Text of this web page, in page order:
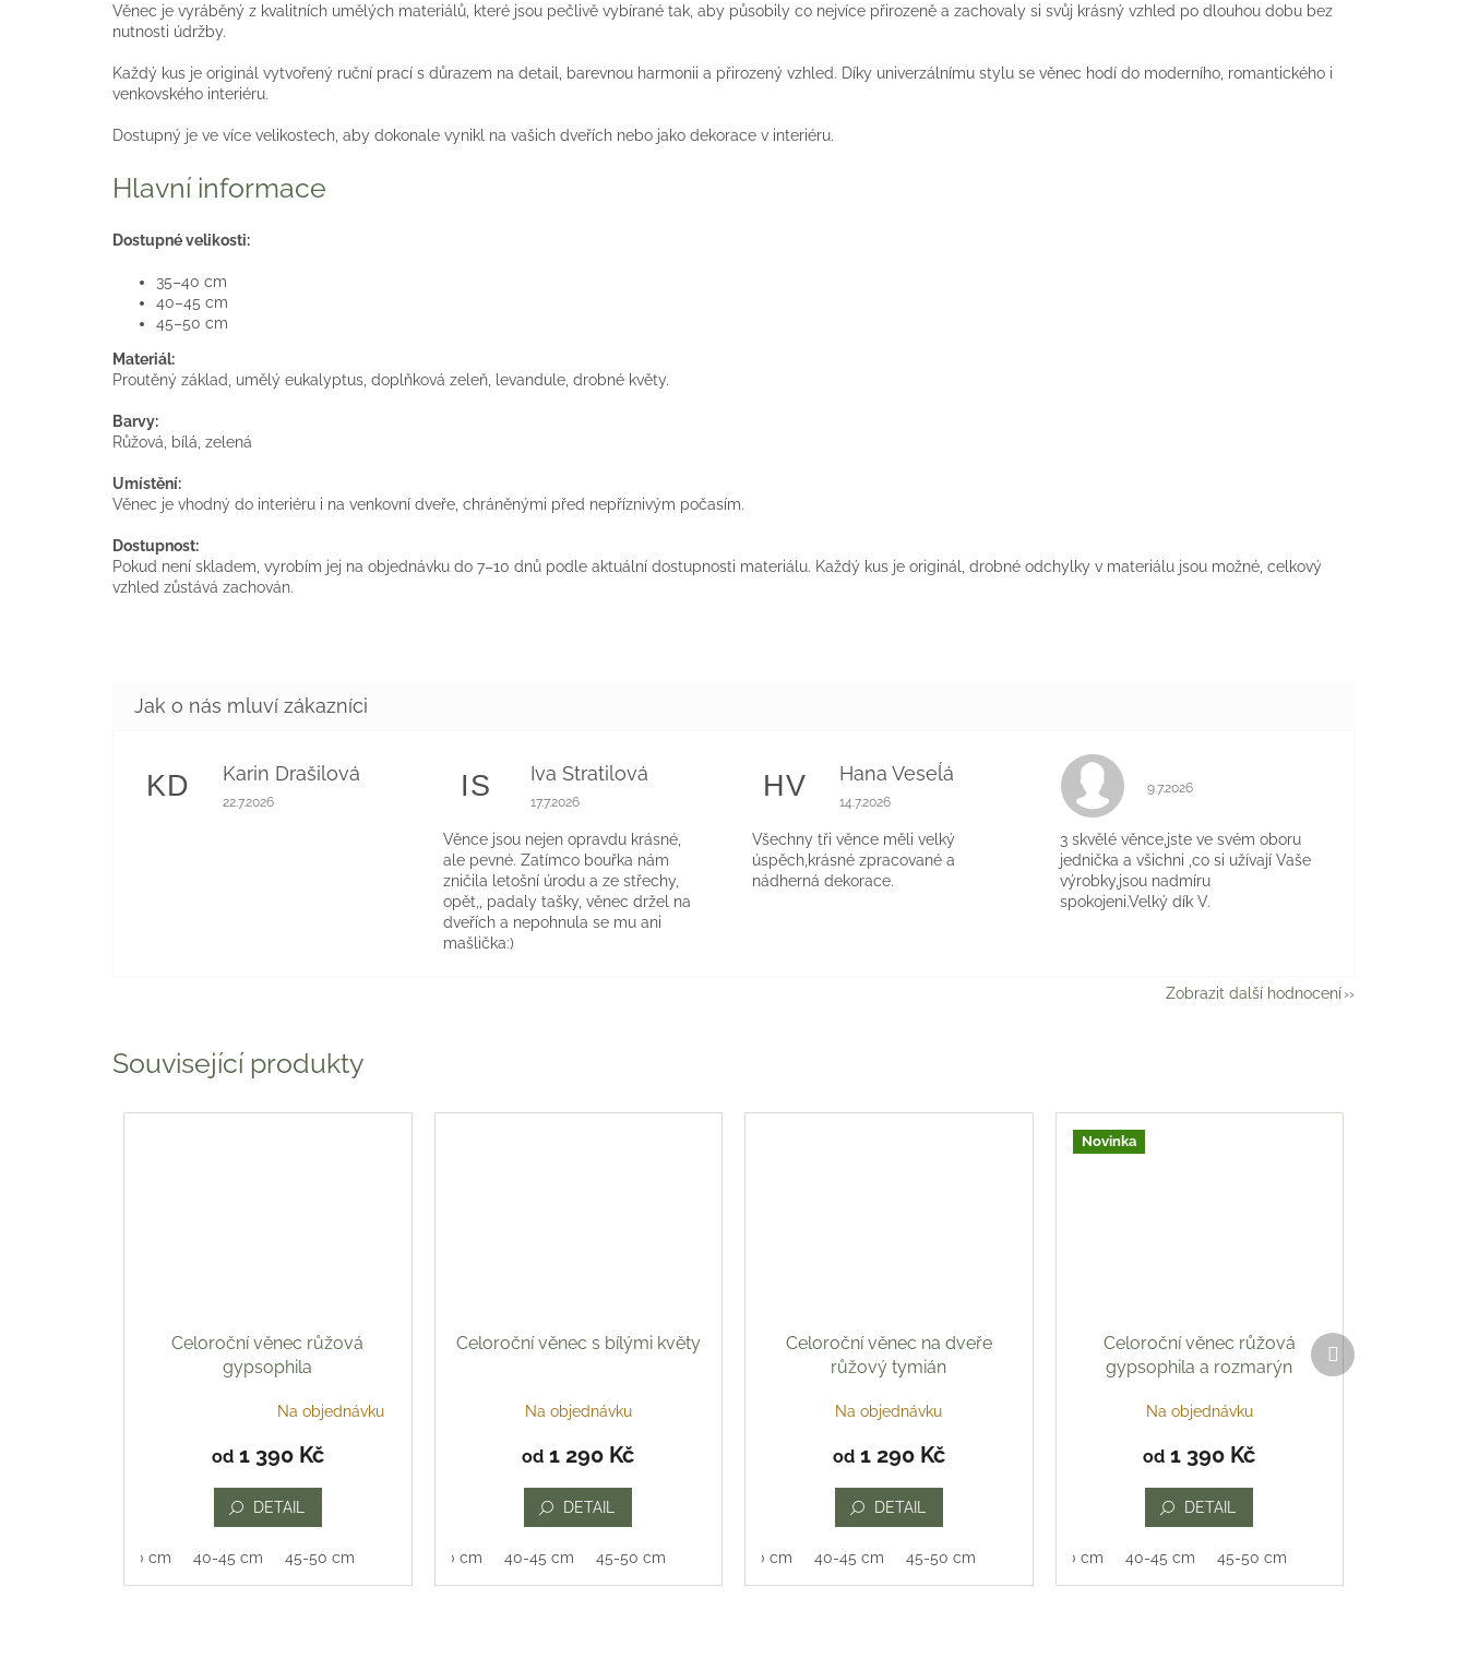
Související produkty
Celoroční věnec růžová
gypsophila
hvězdiček.
Na objednávku
od1 390 Kč
DETAIL
35-40 cm 40-45 cm 45-50 cm
Celoroční věnec s bílými květy
Na objednávku
od 1 290 Kč
DETAIL
35-40 cm 40-45 cm 45-50 cm
Celoroční věnec na dveře
růžový tymián
Na objednávku
od1 290 Kč
DETAIL
35-40 cm 40-45 cm 45-50 cm
Novinka
Celoroční věnec růžová
gypsophila a rozmarýn
Na objednávku
od 1 390 Kč
DETAIL
35-40 cm 40-45 cm 45-50 cm
Další
produkt
Věnec je vyráběný z kvalitních umělých materiálů, které jsou pečlivě vybírané tak, aby působily co nejvíce přirozeně a zachovaly si svůj krásný vzhled po dlouhou dobu bez
nutnosti údržby.
Každý kus je originál vytvořený ruční prací s důrazem na detail, barevnou harmonii a přirozený vzhled. Díky univerzálnímu stylu se věnec hodí do moderního, romantického i
venkovského interiéru.
Dostupný je ve více velikostech, aby dokonale vynikl na vašich dveřích nebo jako dekorace v interiéru.
Hlavní informace
Dostupné velikosti:
35–40 cm
40–45 cm
45–50 cm
Materiál:
Proutěný základ, umělý eukalyptus, doplňková zeleň, levandule, drobné květy.
Barvy:
Růžová, bílá, zelená
Umístění:
Věnec je vhodný do interiéru i na venkovní dveře, chráněnými před nepříznivým počasím.
Dostupnost:
Pokud není skladem, vyrobím jej na objednávku do 7–10 dnů podle aktuální dostupnosti materiálu. Každý kus je originál, drobné odchylky v materiálu jsou možné, celkový
vzhled zůstává zachován.
KD Karin Drašilová
Hodnocení obchodu je 5 z 5 hvězdiček.
22.7.2026 IS Iva Stratilová
Hodnocení obchodu je 5 z 5 hvězdiček.
17.7.2026
Věnce jsou nejen opravdu krásné,
ale pevné. Zatímco bouřka nám
zničila letošní úrodu a ze střechy,
opět,, padaly tašky, věnec držel na
dveřích a nepohnula se mu ani
mašlička:)
HV Hana Veseĺá
Hodnocení obchodu je 5 z 5 hvězdiček.
14.7.2026
Všechny tři věnce měli velký
úspěch,krásné zpracované a
nádherná dekorace.
Hodnocení obchodu je 5 z 5 hvězdiček.
9.7.2026
3 skvělé věnce,jste ve svém oboru
jednička a všichni ,co si užívají Vaše
výrobky,jsou nadmíru
spokojeni.Velký dík V.
Zobrazit další hodnocení